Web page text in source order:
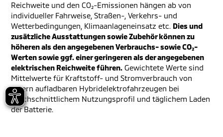
Reichweite und den CO₂-Emissionen hängen ab von
individueller Fahrweise, Straßen-, Verkehrs- und
Wetterbedingungen, Klimaanlageneinsatz etc. Dies und
zusätzliche Ausstattungen sowie Zubehör können zu
höheren als den angegebenen Verbrauchs- sowie CO₂-
Werten sowie ggf. einer geringeren als der angegebenen
elektrischen Reichweite führen. Gewichtete Werte sind
Mittelwerte für Kraftstoff- und Stromverbrauch von
extern aufladbaren Hybridelektrofahrzeugen bei
durchschnittlichem Nutzungsprofil und täglichem Laden
der Batterie.